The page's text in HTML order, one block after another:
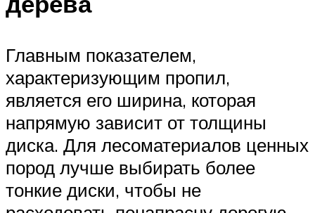
Главным показателем,
характеризующим пропил,
является его ширина, которая
напрямую зависит от толщины
диска. Для лесоматериалов ценных
пород лучше выбирать более
тонкие диски, чтобы не